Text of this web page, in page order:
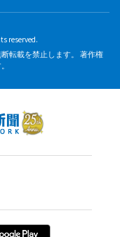
reserved.
転載を禁止します。 著作権